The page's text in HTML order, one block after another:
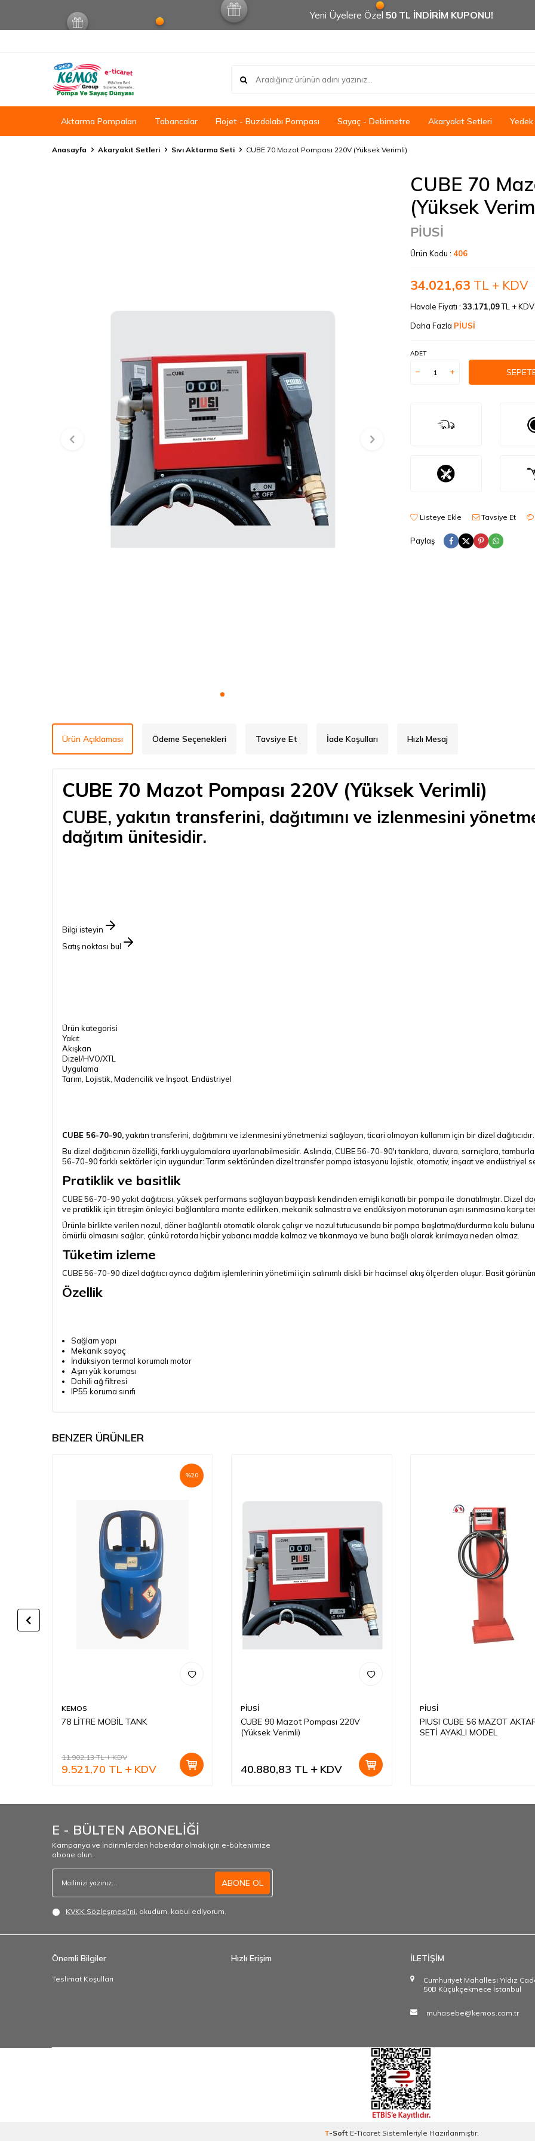
Yeni Üyelere Özel 50 TL İNDİRİM KUPONU!
Aktarma Pompaları Tabancalar Flojet - Buzdolabı Pompası Sayaç - Debimetre Akaryakıt Setleri
Anasayfa Akaryakıt Setleri Sıvı Aktarma Seti CUBE 70 Mazot Pompası 220V (Yüksek Verimli)
CUBE 70
(Yüksek
PİUSİ
Ürün Kodu : 406
34.021,63 TL + KDV
Havale Fiyatı : 33.171,09TL + KDV
Daha Fazla PİUSİ
ADET
Listeye Ekle Tavsiye Et
Paylaş
Ürün Açıklaması Ödeme Seçenekleri Tavsiye Et İade Koşulları Hızlı Mesaj
CUBE 70 Mazot Pompası 220V (Yüksek Verimli)
CUBE, yakıtın transferini, dağıtımını ve izlenmesini
dağıtım ünitesidir.
Bilgi isteyin
Satış noktası bul
Ürün kategorisi
Yakıt
Akışkan
Dizel/HVO/XTL
Uygulama
Tarım, Lojistik, Madencilik ve İnşaat, Endüstriyel
CUBE 56-70-90,yakıtın transferini, dağıtımını ve izlenmesini yönetmenizi sağlayan, ticari olmayan kullanım için bir dizel dağıtıcıdır.
Bu dizel dağıtıcının özelliği, farklı uygulamalara uyarlanabilmesidir. Aslında, CUBE 56-70-90'ı tanklara, duvara, sarnıçlara,
56-70-90 farklı sektörler için uygundur: Tarım sektöründen dizel transfer pompa istasyonu lojistik, otomotiv, inşaat ve endüstriyel
Pratiklik ve basitlik
CUBE 56-70-90 yakıt dağıtıcısı, yüksek performans sağlayan baypaslı kendinden emişli kanatlı bir pompa ile donatılmıştır. Dizel
ve pratiklik için titreşim önleyici bağlantılara monte edilirken, mekanik salmastra ve endüksiyon motorunun aşırı ısınmasına karşı
Ürünle birlikte verilen nozul, döner bağlantılı otomatik olarak çalışır ve nozul tutucusunda bir pompa başlatma/durdurma kolu
ömürlü olmasını sağlar, çünkü rotorda hiçbir yabancı madde kalmaz ve tıkanmaya ve buna bağlı olarak kırılmaya neden olmaz.
Tüketim izleme
CUBE 56-70-90 dizel dağıtıcı ayrıca dağıtım işlemlerinin yönetimi için salınımlı diskli bir hacimsel akış ölçerden oluşur. Basit
Özellik
Sağlam yapı
Mekanik sayaç
İndüksiyon termal korumalı motor
Aşırı yük koruması
Dahili ağ filtresi
IP55 koruma sınıfı
BENZER ÜRÜNLER
%20
KEMOS
78 LİTRE MOBİL TANK
11.902,13TL KDV
9.521,70 TL KDV
PİUSİ
CUBE 90 Mazot Pompası 220V
(Yüksek Verimli)
40.880,83 TL KDV
PİUSİ
PIUSI CUBE 56 MAZOT
SETİ AYAKLI MODEL
E - BÜLTEN ABONELİĞİ
Kampanya ve indirimlerden haberdar olmak için e-bültenimize
abone olun.
ABONE OL
KVKK Sözleşmesi'ni, okudum, kabul ediyorum.
Önemli Bilgiler
Teslimat Koşulları
Hızlı Erişim İLETİŞİM
Cumhuriyet Mahallesi Yıldız
50B Küçükçekmece İstanbul
muhasebe@kemos.com.tr
T-Soft E-TicaretSistemleriyle Hazırlanmıştır.